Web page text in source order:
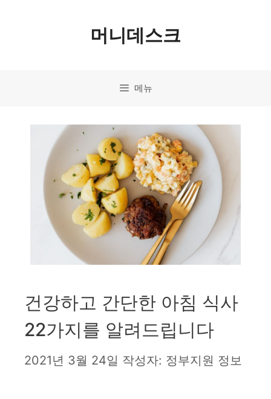
머니데스크
메뉴
건강하고 간단한 아침 식사
22가지를 알려드립니다
2021년 3월 24일 작성자: 정부지원 정보